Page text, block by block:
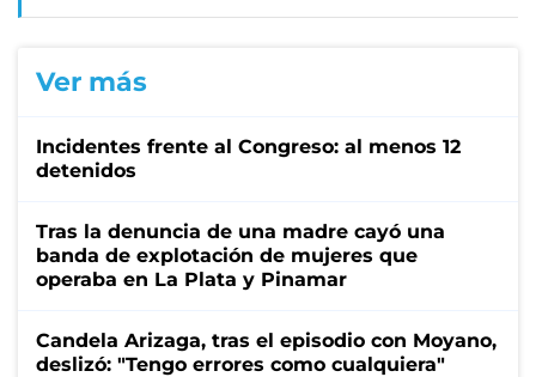
Ver más
Incidentes frente al Congreso: al menos 12
detenidos
Tras la denuncia de una madre cayó una
banda de explotación de mujeres que
operaba en La Plata y Pinamar
Candela Arizaga, tras el episodio con Moyano,
deslizó: "Tengo errores como cualquiera"